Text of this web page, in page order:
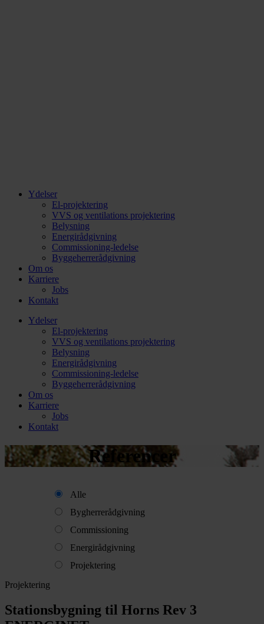
Ydelser
El-projektering
VVS og ventilations projektering
Belysning
Energirådgivning
Commissioning-ledelse
Byggeherrerådgivning
Om os
Karriere
Jobs
Kontakt
Ydelser
El-projektering
VVS og ventilations projektering
Belysning
Energirådgivning
Commissioning-ledelse
Byggeherrerådgivning
Om os
Karriere
Jobs
Kontakt
Referencer
Alle
Bygherrerådgivning
Commissioning
Energirådgivning
Projektering
Projektering
Stationsbygning til Horns Rev 3